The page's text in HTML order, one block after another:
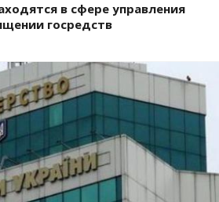
в сфере управления
госредств